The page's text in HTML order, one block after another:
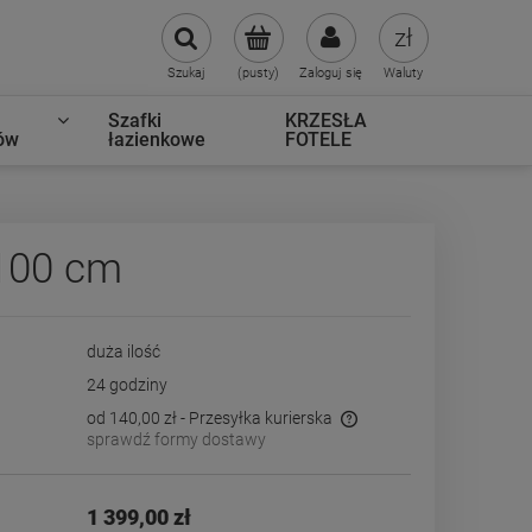
(pusty) Zaloguj się
Szukaj Waluty
Szafki
łazienkowe
KRZESŁA
FOTELE
cm
duża ilość
24 godziny
od 140,00 zł - Przesyłka kurierska
sprawdź formy dostawy
1 399,00 zł